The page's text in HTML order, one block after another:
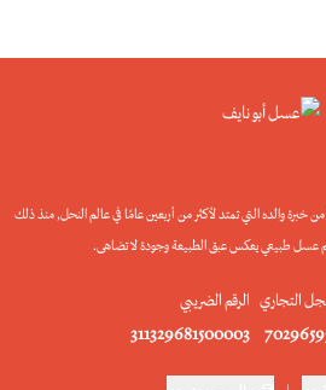
في عام 1993، مستلهمًا من خبرة والده التي تمتد لأكثر من أربعين عامًا في عالم النحل, منذ ذلك
عسل طبيعي يعكس عبق الطبيعة وجودة لا تضاهى.
التجاري الرقم الضريبي
311329681500003